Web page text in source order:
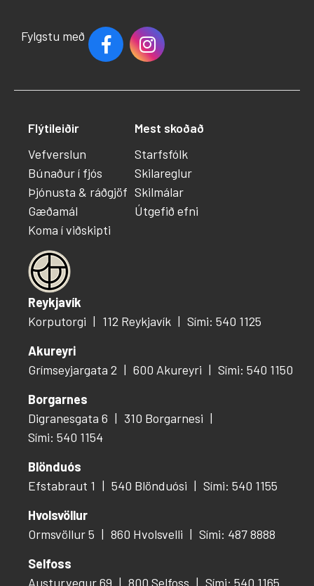
Fylgstu með
Reykjavík
Korputorgi
112 Reykjavík
Sími: 540 1125
Akureyri
Grímseyjargata 2
600 Akureyri
Sími: 540 1150
Borgarnes
Digranesgata 6
310 Borgarnesi
Sími: 540 1154
Blönduós
Efstabraut 1
540 Blönduósi
Sími: 540 1155
Hvolsvöllur
Ormsvöllur 5
860 Hvolsvelli
Sími: 487 8888
Selfoss
Austurvegur 69
800 Selfoss Sími: 540 1165
Flýtileiðir
Vefverslun
Búnaður í fjós
Þjónusta & ráðgjöf
Gæðamál
Koma í viðskipti
Mest skoðað
Starfsfólk
Skilareglur
Skilmálar
Útgefið efni